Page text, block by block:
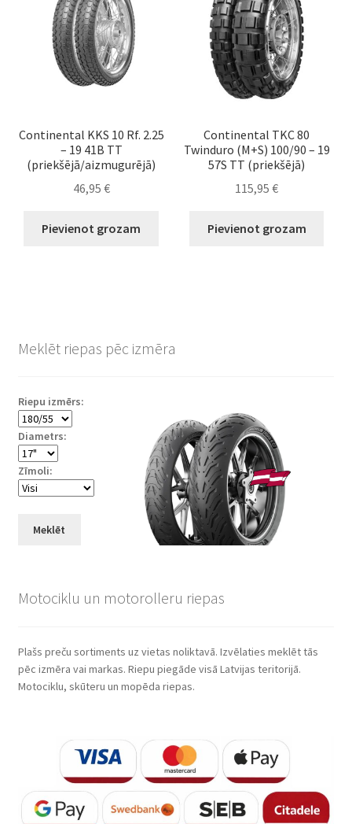
Continental KKS 10 Rf. 2.25
– 19 41B TT
(priekšējā/aizmugurējā)
46,95 €
Pievienot grozam
Continental TKC 80
Twinduro (M+S) 100/90 – 19
57S TT (priekšējā)
115,95€
Pievienot grozam
Meklēt riepas pēc izmēra
Riepu izmērs:
Diametrs:
Zīmoli:
Meklēt
Motociklu un motorolleru riepas
Plašs preču sortiments uz vietas noliktavā. Izvēlaties meklēt tās
pēc izmēra vai markas. Riepu piegāde visā Latvijas teritorijā.
Motociklu, skūteru un mopēda riepas.